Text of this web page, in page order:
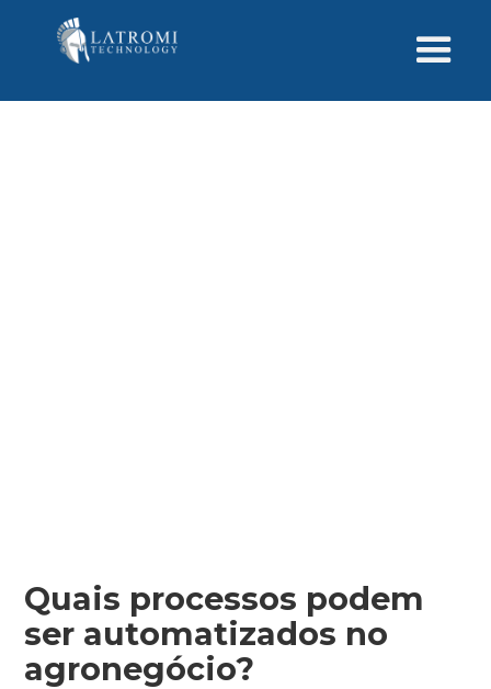
Quais processos podem
ser automatizados no
agronegócio?